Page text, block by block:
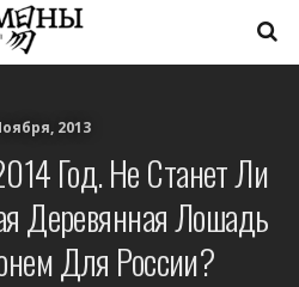
2013
Год. Не Станет Ли
Деревянная Лошадь
Для России?